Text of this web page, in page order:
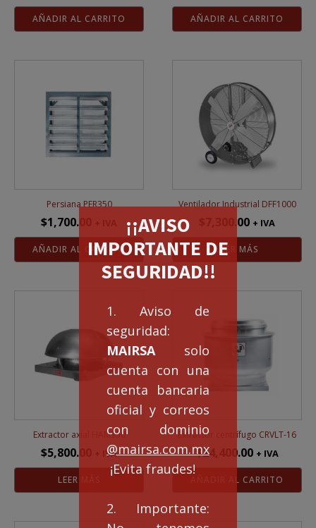
¡¡AVISO
IMPORTANTE DE
SEGURIDAD!!
1. Aviso de
seguridad:
MAIRSA solo
cuenta con una
cuenta bancaria
oficial y correos
con dominio
@mairsa.com.mx
¡Evita fraudes!
2. Importante:
AÑADIR AL CARRITO AÑADIR AL CARRITO
Persiana PER350
$1,700.00
AÑADIR AL CARRITO
Ventilador Industrial DFF1000
7,300.00 + IVA
LEER MÁS
Extractor axial HAM350
$5,800.00 + IVA
LEER MÁS
Extractor centrífugo CRVLT-16
$24,400.00 + IVA
AÑADIR AL CARRITO